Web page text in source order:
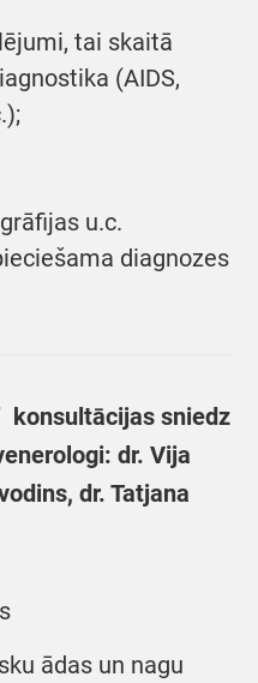
tai skaitā
(AIDS,
u.c.
diagnozes
konsultācijas sniedz
dr. Vija
dr. Tatjana
ādas un nagu